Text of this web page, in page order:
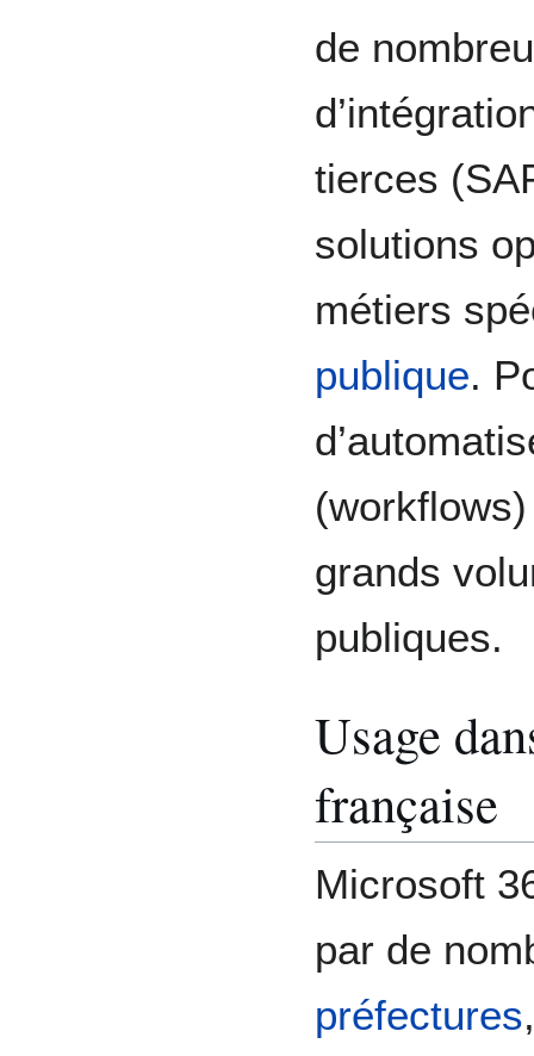
de
tierces
solutions
métiers
publique.
grands
publiques.
Usage
française
Microsoft
par de
préfectures